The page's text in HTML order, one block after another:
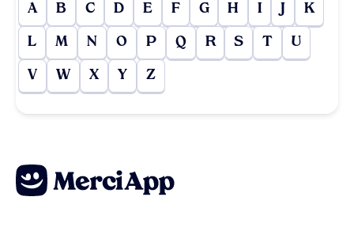
A B C D E F G H I J K
L M N O P Q R S T U
V W X Y Z